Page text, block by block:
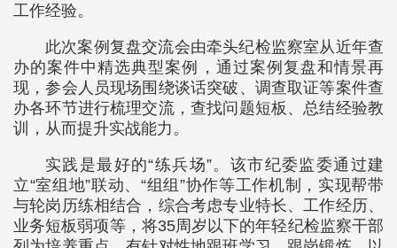
工作经验。
此次案例复盘交流会由牵头纪检监察室从近年查
办的案件中精选典型案例，通过案例复盘和情景再
现，参会人员现场围绕谈话突破、调查取证等案件查
办各环节进行梳理交流，查找问题短板、总结经验教
训，从而提升实战能力。
实践是最好的“练兵场”。该市纪委监委通过建
立“室组地”联动、“组组”协作等工作机制，实现帮带
与轮岗历练相结合，综合考虑专业特长、工作经历、
业务短板弱项等，将35周岁以下的年轻纪检监察干部